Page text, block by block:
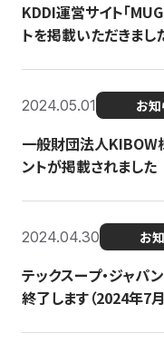
KDDI運営サイト「
トを掲載いただきまし
2024.05.01 お知
一般財団法人KIBOW
ントが掲載されました
2024.04.30 お
テックスープ・ジャパ
終了します（2024年7